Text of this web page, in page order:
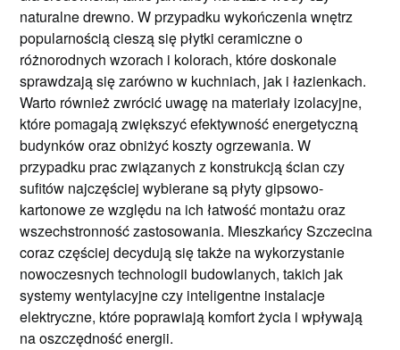
naturalne drewno. W przypadku wykończenia wnętrz
popularnością cieszą się płytki ceramiczne o
różnorodnych wzorach i kolorach, które doskonale
sprawdzają się zarówno w kuchniach, jak i łazienkach.
Warto również zwrócić uwagę na materiały izolacyjne,
które pomagają zwiększyć efektywność energetyczną
budynków oraz obniżyć koszty ogrzewania. W
przypadku prac związanych z konstrukcją ścian czy
sufitów najczęściej wybierane są płyty gipsowo-
kartonowe ze względu na ich łatwość montażu oraz
wszechstronność zastosowania. Mieszkańcy Szczecina
coraz częściej decydują się także na wykorzystanie
nowoczesnych technologii budowlanych, takich jak
systemy wentylacyjne czy inteligentne instalacje
elektryczne, które poprawiają komfort życia i wpływają
na oszczędność energii.